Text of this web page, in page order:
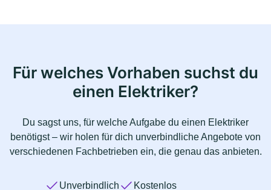
Für welches Vorhaben suchst du
einen Elektriker?
Du sagst uns, für welche Aufgabe du einen Elektriker
benötigst – wir holen für dich unverbindliche Angebote von
verschiedenen Fachbetrieben ein, die genau das anbieten.
Unverbindlich
Kostenlos